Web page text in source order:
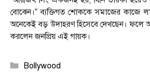
বোঝেন।” ব্যক্তিগত শোককে সমাজের কাজে
অনেকেই বড় উদাহরণ হিসেবে দেখছেন।
করলেন জনপ্রিয় এই গায়ক।
Categories
Bollywood